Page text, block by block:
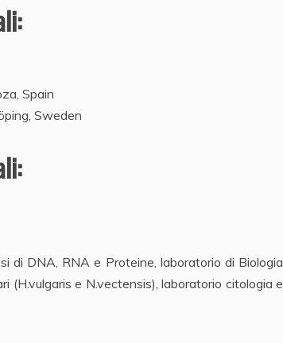
Spain
Sweden
di DNA, RNA e Proteine, laboratorio di Biologia
(H.vulgaris e N.vectensis), laboratorio citologia e